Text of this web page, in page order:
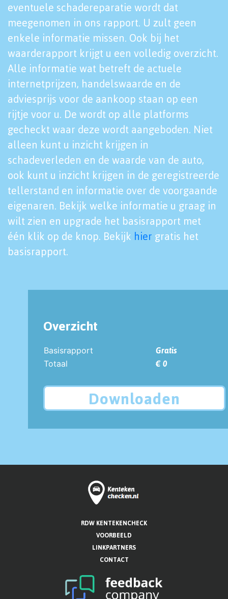
eventuele schadereparatie wordt dat
meegenomen in ons rapport. U zult geen
enkele informatie missen. Ook bij het
waarderapport krijgt u een volledig overzicht.
Alle informatie wat betreft de actuele
internetprijzen, handelswaarde en de
adviesprijs voor de aankoop staan op een
rijtje voor u. De wordt op alle platforms
gecheckt waar deze wordt aangeboden. Niet
alleen kunt u inzicht krijgen in
schadeverleden en de waarde van de auto,
ook kunt u inzicht krijgen in de geregistreerde
tellerstand en informatie over de voorgaande
eigenaren. Bekijk welke informatie u graag in
wilt zien en upgrade het basisrapport met
één klik op de knop. Bekijk hier gratis het
basisrapport.
Overzicht
Basisrapport
Gratis
Totaal
€ 0
Downloaden
RDW KENTEKENCHECK
VOORBEELD
LINKPARTNERS
CONTACT